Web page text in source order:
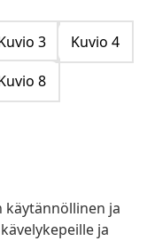
3
Kuvio 4
8
käytännöllinen ja
ja